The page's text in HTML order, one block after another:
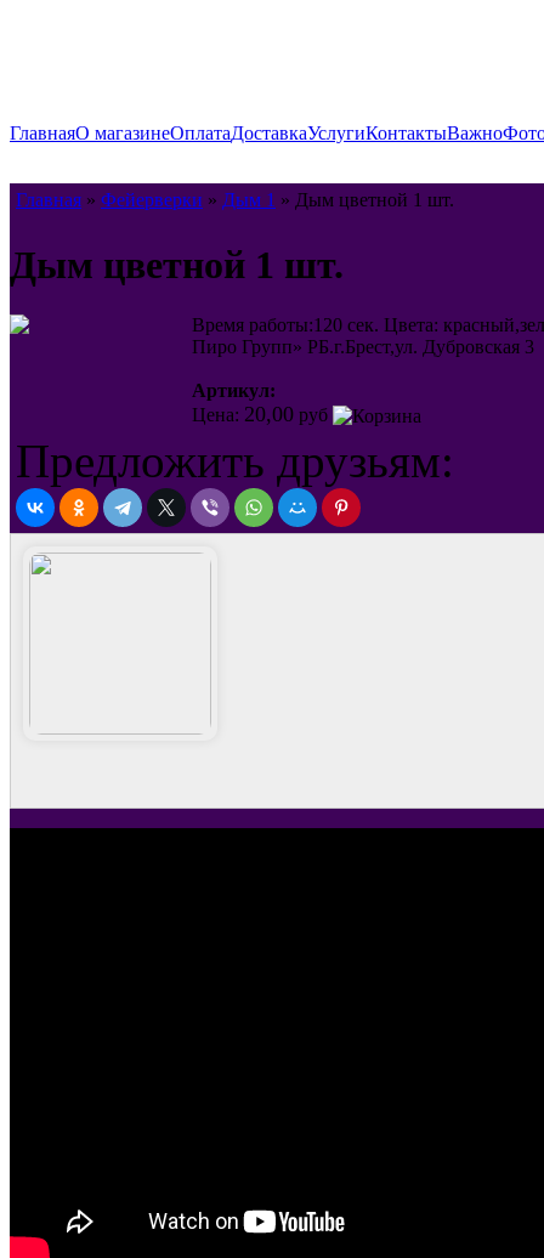
ГлавнаяО магазинеОплатаДоставкаУслугиКонтактыВажно
Главная » Фейерверки » Дым 1 » Дым цветной 1 шт.
Дым цветной 1 шт.
Время работы:120 сек. Цвета:
Пиро Групп» РБ.г.Брест,ул. Дубровская 3
Артикул:
Цена: 20,00 руб
Предложить друзьям: